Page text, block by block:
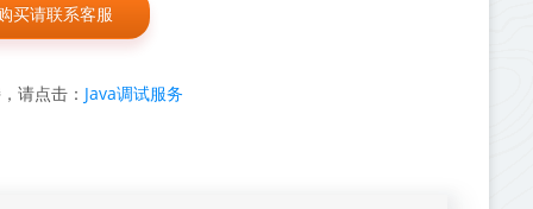
买请联系客服
请点击： Java调试服务